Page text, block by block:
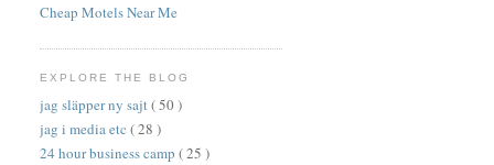
Cheap Motels Near Me
EXPLORE THE BLOG
jag släpper ny sajt( 50 )
jag i media etc ( 28 )
24 hour business camp ( 25 )